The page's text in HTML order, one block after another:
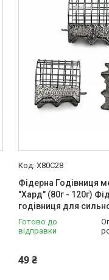
X80C28
Фідерна Годівниця
"Хард" (80г - 120г)
годівниця для
Готово до
відправки
49 ₴